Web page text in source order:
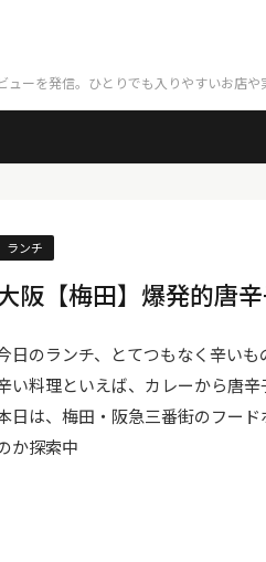
ーを発信。ひとりでも入りやすいお店や
ランチ
阪【梅田】爆発的唐
日のランチ、とてつもなく辛い
い料理といえば、カレーから唐
日は、梅田・阪急三番街のフード
か探索中